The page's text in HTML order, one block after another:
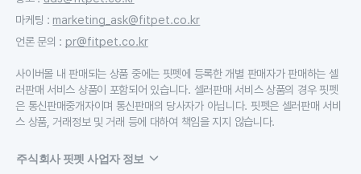
마케팅 : marketing_ask@fitpet.co.kr
언론 문의 : pr@fitpet.co.kr
사이버몰 내 판매되는 상품 중에는 핏펫에 등록한 개별 판매자가 판매하는 셀
러판매 서비스 상품이 포함되어 있습니다. 셀러판매 서비스 상품의 경우 핏펫
은 통신판매중개자이며 통신판매의 당사자가 아닙니다. 핏펫은 셀러판매 서비
스 상품, 거래정보 및 거래 등에 대하여 책임을 지지 않습니다.
주식회사 핏펫 사업자 정보